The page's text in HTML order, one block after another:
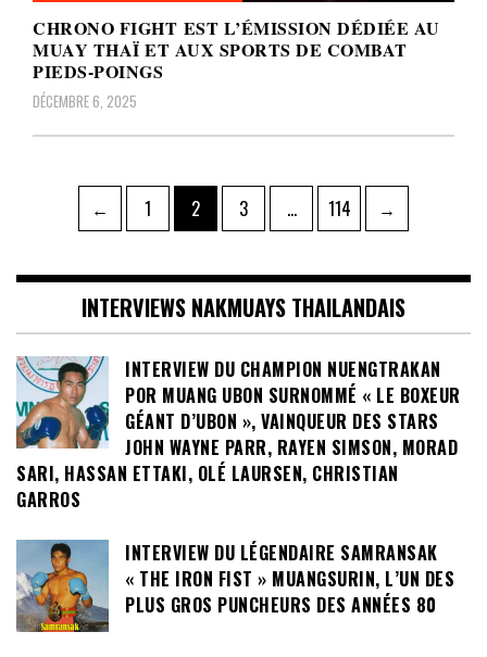
CHRONO FIGHT EST L’ÉMISSION DÉDIÉE AU
MUAY THAÏ ET AUX SPORTS DE COMBAT
PIEDS-POINGS
DÉCEMBRE 6, 2025
Pagination
publications
← Page
1 Page
2 Page
3 … Page
114 →
INTERVIEWS NAKMUAYS THAILANDAIS
INTERVIEW DU CHAMPION NUENGTRAKAN
POR MUANG UBON SURNOMMÉ « LE BOXEUR
GÉANT D’UBON », VAINQUEUR DES STARS
JOHN WAYNE PARR, RAYEN SIMSON, MORAD
SARI, HASSAN ETTAKI, OLÉ LAURSEN, CHRISTIAN
GARROS
INTERVIEW DU LÉGENDAIRE SAMRANSAK
« THE IRON FIST » MUANGSURIN, L’UN DES
PLUS GROS PUNCHEURS DES ANNÉES 80